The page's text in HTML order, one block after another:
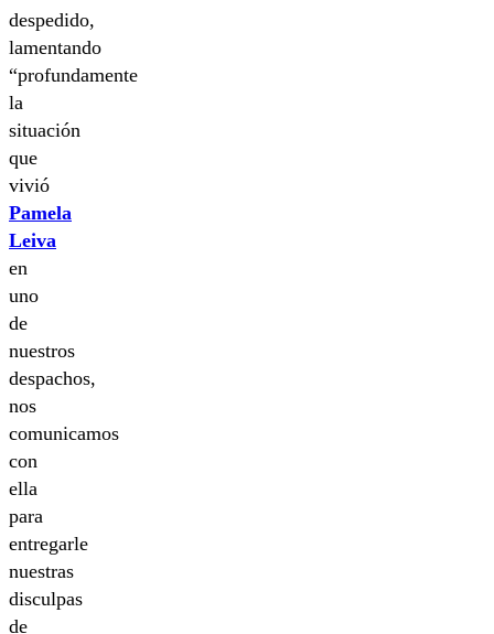
despedido,
lamentando
“profundamente
la
situación
que
vivió
Pamela
Leiva
en
uno
de
nuestros
despachos,
nos
comunicamos
con
ella
para
entregarle
nuestras
disculpas
de